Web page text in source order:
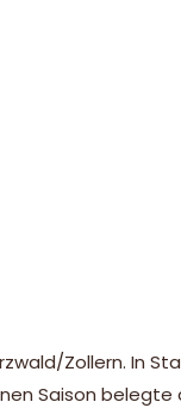
Zollern. In
Saison belegte